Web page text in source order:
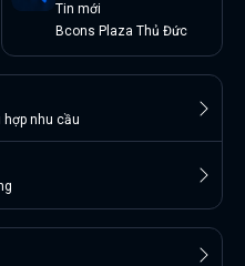
Tin mới
Bcons Plaza Thủ Đức
nhu cầu